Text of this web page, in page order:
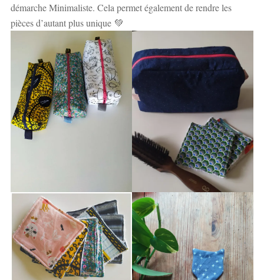
démarche Minimaliste. Cela permet également de rendre les
pièces d’autant plus unique 💚